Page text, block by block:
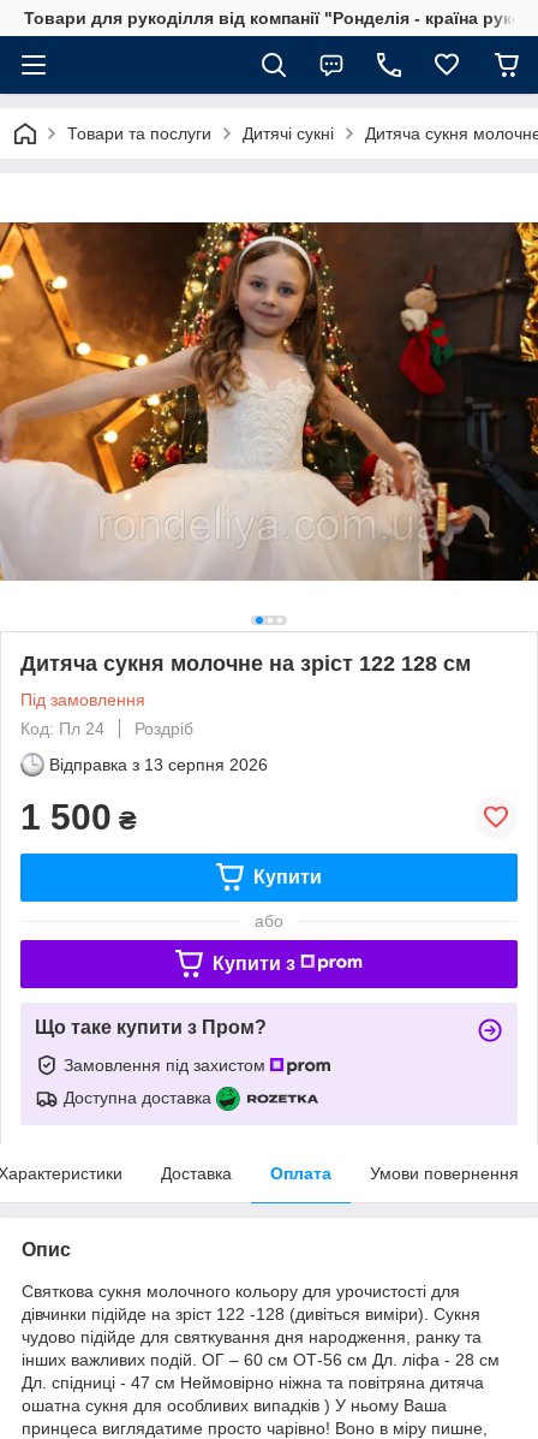
Товари для рукоділля від компанії "Ронделія - країна
Товари та послуги Дитячі сукні Дитяча сукня
Дитяча сукня молочне на зріст 122 128 см
Під замовлення
Код: Пл 24
Роздріб
Відправка з 13 серпня 2026
1 500 ₴
Купити
або
Купити з
Що таке купити з Пром?
Замовлення під захистом
Доступна доставка
Доставка Оплата Умови повернення
Опис
Святкова сукня молочного кольору для урочистості для
дівчинки підійде на зріст 122 -128 (дивіться виміри). Сукня
чудово підійде для святкування дня народження, ранку та
інших важливих подій. ОГ – 60 см ОТ-56 см Дл. ліфа - 28 см
Дл. спідниці - 47 см Неймовірно ніжна та повітряна дитяча
ошатна сукня для особливих випадків ) У ньому Ваша
принцеса виглядатиме просто чарівно! Воно в міру пишне,